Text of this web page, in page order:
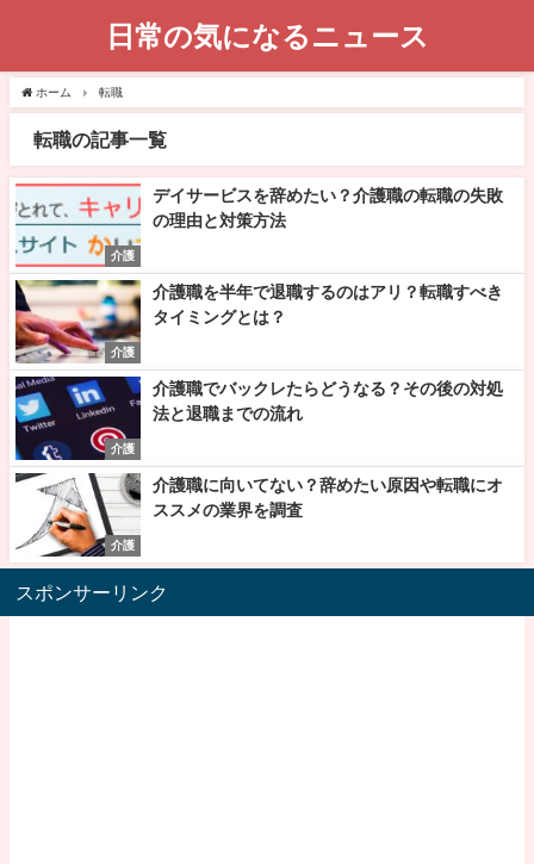
日常の気になるニュース
ホーム 転職
転職の記事一覧
介護
デイサービスを辞めたい？介護職の転職の失敗
の理由と対策方法
介護
介護職を半年で退職するのはアリ？転職すべき
タイミングとは？
介護
介護職でバックレたらどうなる？その後の対処
法と退職までの流れ
介護
介護職に向いてない？辞めたい原因や転職にオ
ススメの業界を調査
スポンサーリンク